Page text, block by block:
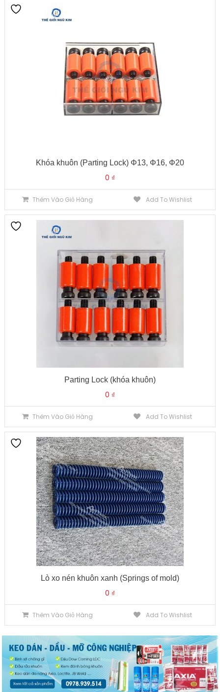
Khóa khuôn (Parting Lock) Φ13, Φ16, Φ20
0 ₫
Thêm Vào Giỏ Hàng Add To Wishlist
Parting Lock (khóa khuôn)
0 ₫
Thêm Vào Giỏ Hàng Add To Wishlist
Lò xo nén khuôn xanh (Springs of mold)
0 ₫
Thêm Vào Giỏ Hàng Add To Wishlist